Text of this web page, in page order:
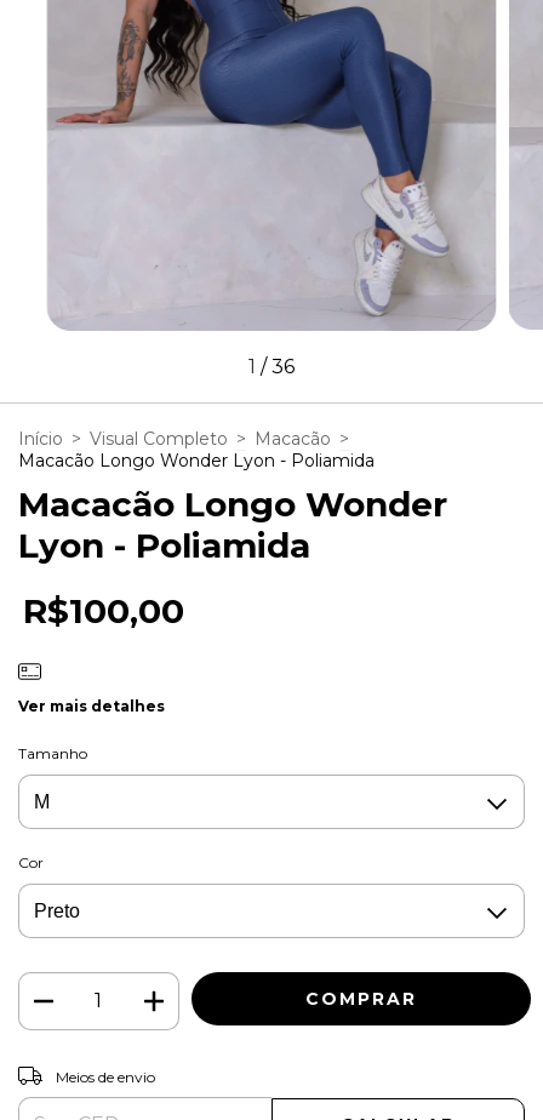
1 /36
Início > Visual Completo > Macacão >
Macacão Longo Wonder Lyon - Poliamida
Macacão Longo Wonder
Lyon - Poliamida
R$100,00
Ver mais detalhes
Tamanho
Cor
Entregas para o CEP:
Meios de envio